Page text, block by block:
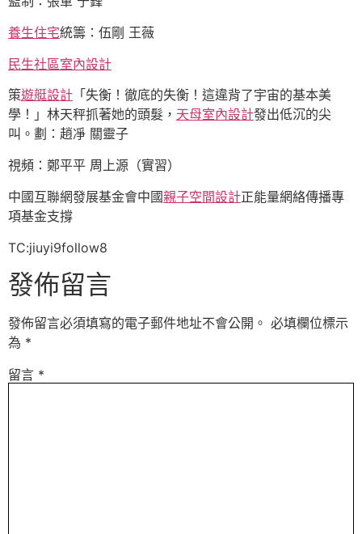
養生住宅統籌：伍剛 王薇
民生社區室內設計
策遊艇設計 「失衡！徹底的失衡！這違背了宇宙的基本美
學！」林天秤抓著她的頭髮， 天母室內設計發出低沉的尖
叫。劃：趙凈 關靈子
視頻：鄭平平 周上源（實習）
中國互聯網發展基金會中國親子空間設計正能量網絡傳播專
項基金支撐
TC:jiuyi9follow8
發佈留言
發佈留言必須填寫的電子郵件地址不會公開。 必填欄位標示
為 *
留言 *